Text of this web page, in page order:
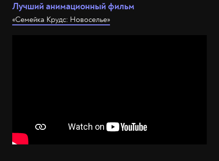
Лучший анимационный фильм
«Семейка Крудс: Новоселье»